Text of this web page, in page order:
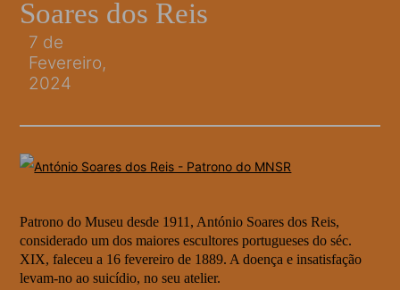
Soares dos Reis
7 de
Fevereiro,
2024
Patrono do Museu desde 1911, António Soares dos Reis,
considerado um dos maiores escultores portugueses do séc.
XIX, faleceu a 16 fevereiro de 1889. A doença e insatisfação
levam-no ao suicídio, no seu atelier.